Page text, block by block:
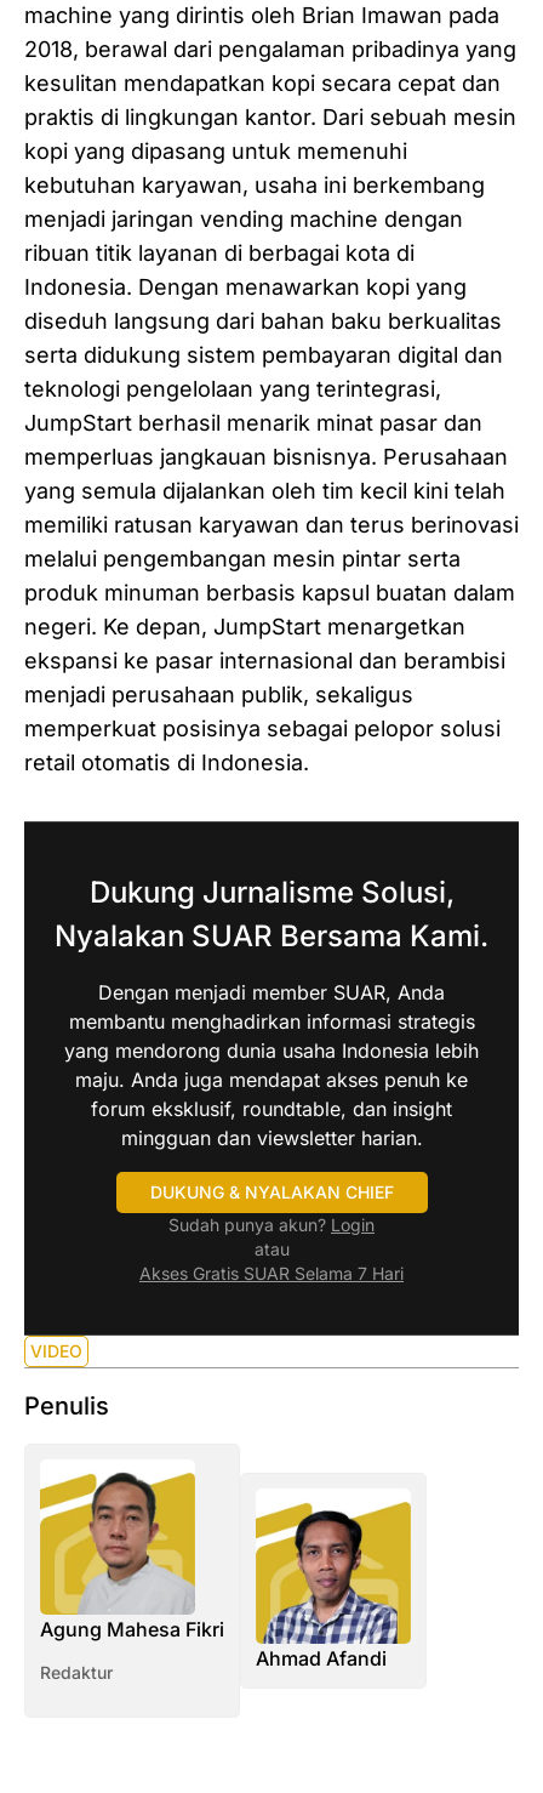
machine yang dirintis oleh Brian Imawan pada
2018, berawal dari pengalaman pribadinya yang
kesulitan mendapatkan kopi secara cepat dan
praktis di lingkungan kantor. Dari sebuah mesin
kopi yang dipasang untuk memenuhi
kebutuhan karyawan, usaha ini berkembang
menjadi jaringan vending machine dengan
ribuan titik layanan di berbagai kota di
Indonesia. Dengan menawarkan kopi yang
diseduh langsung dari bahan baku berkualitas
serta didukung sistem pembayaran digital dan
teknologi pengelolaan yang terintegrasi,
JumpStart berhasil menarik minat pasar dan
memperluas jangkauan bisnisnya. Perusahaan
yang semula dijalankan oleh tim kecil kini telah
memiliki ratusan karyawan dan terus berinovasi
melalui pengembangan mesin pintar serta
produk minuman berbasis kapsul buatan dalam
negeri. Ke depan, JumpStart menargetkan
ekspansi ke pasar internasional dan berambisi
menjadi perusahaan publik, sekaligus
memperkuat posisinya sebagai pelopor solusi
retail otomatis di Indonesia.
Dukung Jurnalisme Solusi,
Nyalakan SUAR Bersama Kami.
Dengan menjadi member SUAR, Anda
membantu menghadirkan informasi strategis
yang mendorong dunia usaha Indonesia lebih
maju. Anda juga mendapat akses penuh ke
forum eksklusif, roundtable, dan insight
mingguan dan viewsletter harian.
DUKUNG & NYALAKAN CHIEF
Sudah punya akun? Login
atau
Akses Gratis SUAR Selama 7 Hari
VIDEO
Penulis
Agung Mahesa Fikri
Redaktur
Ahmad Afandi